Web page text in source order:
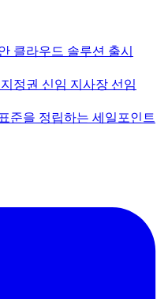
클라우드 솔루션 출시
정권 신임 지사장 선임
준을 정립하는 세일포인트